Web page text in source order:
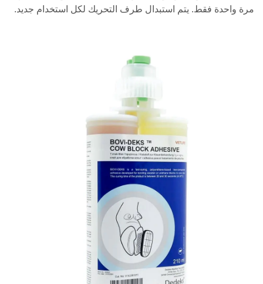
مرة واحدة فقط. يتم استبدال طرف التحريك لكل استخدام جديد.